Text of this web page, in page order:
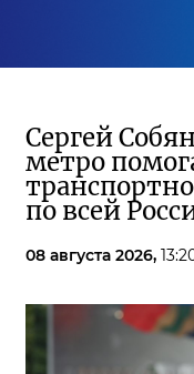
Сергей
метро
по всей
08 августа 2026,